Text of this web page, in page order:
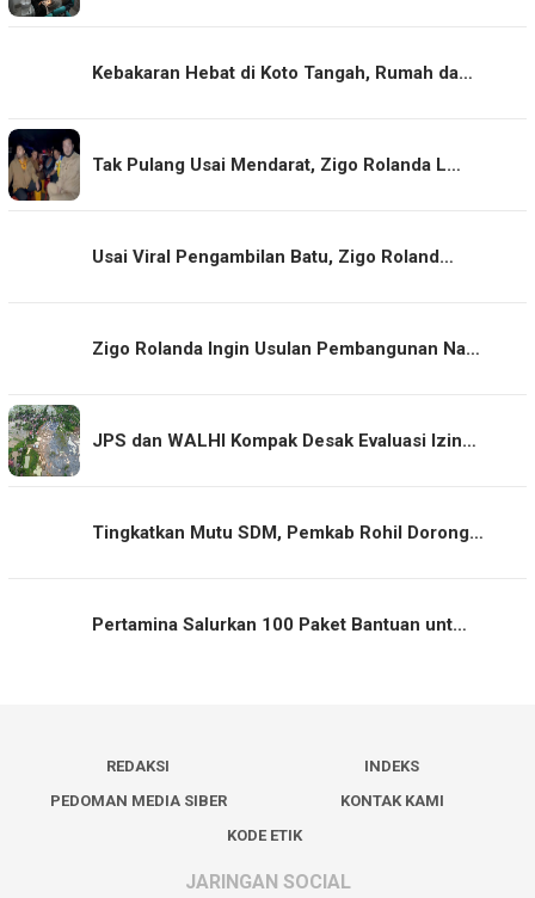
Kebakaran Hebat di Koto Tangah, Rumah da…
Tak Pulang Usai Mendarat, Zigo Rolanda L…
Usai Viral Pengambilan Batu, Zigo Roland…
Zigo Rolanda Ingin Usulan Pembangunan Na…
JPS dan WALHI Kompak Desak Evaluasi Izin…
Tingkatkan Mutu SDM, Pemkab Rohil Dorong…
Pertamina Salurkan 100 Paket Bantuan unt…
REDAKSI
INDEKS
PEDOMAN MEDIA SIBER
KONTAK KAMI
KODE ETIK
JARINGAN SOCIAL